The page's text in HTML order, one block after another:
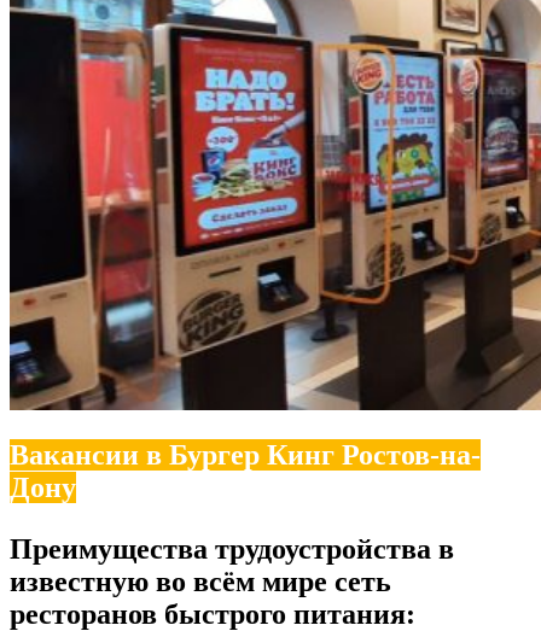
Вакансии в Бургер Кинг Ростов-на-
Дону
Преимущества трудоустройства в
известную во всём мире сеть
ресторанов быстрого питания: